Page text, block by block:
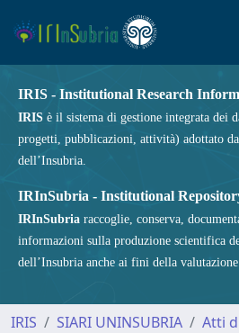
IRIS - Institutional Research
IRIS è il sistema di gestione integrata dei
progetti, pubblicazioni, attività) adottato
dell’Insubria.
IRInSubria - Institutional
IRInSubria raccoglie, conserva,
informazioni sulla produzione scientifica
dell’Insubria anche ai fini della
IRIS SIARI UNINSUBRIA
Atti